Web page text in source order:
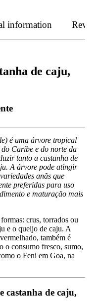
information
de caju,
é uma árvore tropical
Caribe e do norte da
tanto a castanha de
A árvore pode atingir
anãs que
preferidas para uso
e maturação mais
crus, torrados ou
e o queijo de caju. A
também é
o consumo fresco, sumo,
o Feni em Goa, na
castanha de caju,